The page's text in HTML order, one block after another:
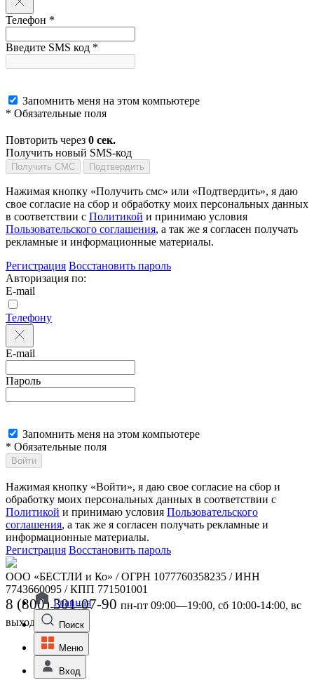
Телефон *
Введите SMS код *
Запомнить меня на этом компьютере
* Обязательные поля
Повторить через 0 сек.
Получить новый SMS-код
Получить СМС Подтвердить
Нажимая кнопку «Получить смс» или «Подтвердить», я даю
свое согласие на сбор и обработку моих персональных данных
в соответствии с Политикой и принимаю условия
Пользовательского соглашения, а так же я согласен получать
рекламные и информационные материалы.
Регистрация Восстановить пароль
Авторизация по:
E-mail
Телефону
E-mail
Пароль
Запомнить меня на этом компьютере
* Обязательные поля
Войти
Нажимая кнопку «Войти», я даю свое согласие на сбор и
обработку моих персональных данных в соответствии с
Политикой и принимаю условия Пользовательского
соглашения, а так же я согласен получать рекламные и
информационные материалы.
Регистрация Восстановить пароль
ООО «БЕСТЛИ и Ко» / ОГРН 1077760358235 / ИНН
7743660095 / КПП 771501001
8 (800) 301-07-90 пн-пт 09:00—19:00, сб 10:00-14:00, вс
выходной
Главная
Поиск
Меню
Вход